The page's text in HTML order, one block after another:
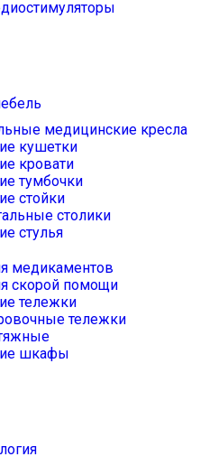
медицинские кресла
кушетки
кровати
тумбочки
стойки
столики
стулья
медикаментов
скорой помощи
тележки
тележки
шкафы